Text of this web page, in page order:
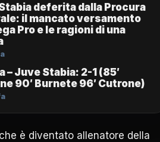
deferita dalla Procura
il mancato versamento
Pro e le ragioni di una
– Juve Stabia: 2-1 (85′
90′ Burnete 96′ Cutrone)
è diventato allenatore della